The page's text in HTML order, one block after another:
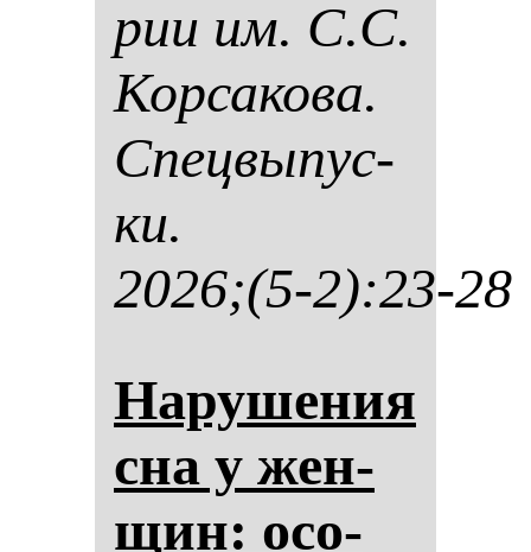
рии им. С.С.
Кор­са­ко­ва.
Спец­вы­пус­
ки.
2026;(5-2):23-28
На­ру­ше­ния
сна у жен­
щин: осо­